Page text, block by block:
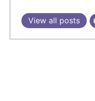
View all posts